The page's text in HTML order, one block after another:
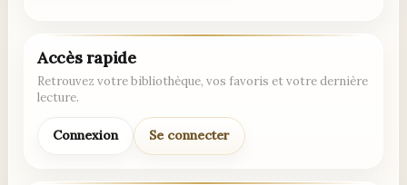
Accès rapide
Retrouvez votre bibliothèque, vos favoris et votre dernière
lecture.
Connexion Se connecter